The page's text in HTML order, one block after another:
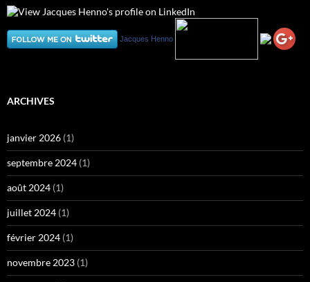
Jacques Henno
ARCHIVES
janvier 2026 (1)
septembre 2024 (1)
août 2024 (1)
juillet 2024 (1)
février 2024 (1)
novembre 2023 (1)